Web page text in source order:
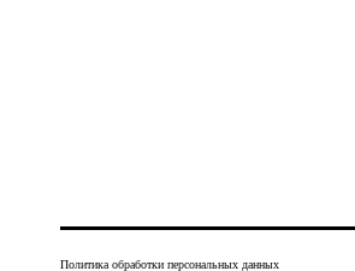
Политика обработки персональных данных